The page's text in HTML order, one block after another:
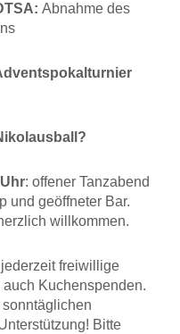
Abnahme des
: offener Tanzabend
und geöffneter Bar.
willkommen.
freiwillige
Kuchenspenden.
Bitte